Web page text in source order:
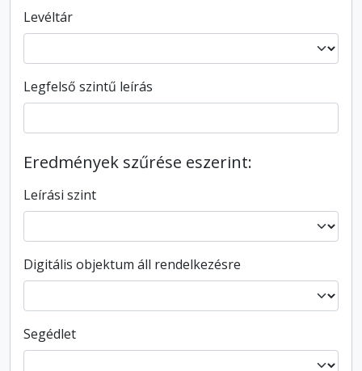
Levéltár
Legfelső szintű leírás
Eredmények szűrése eszerint:
Leírási szint
Digitális objektum áll rendelkezésre
Segédlet